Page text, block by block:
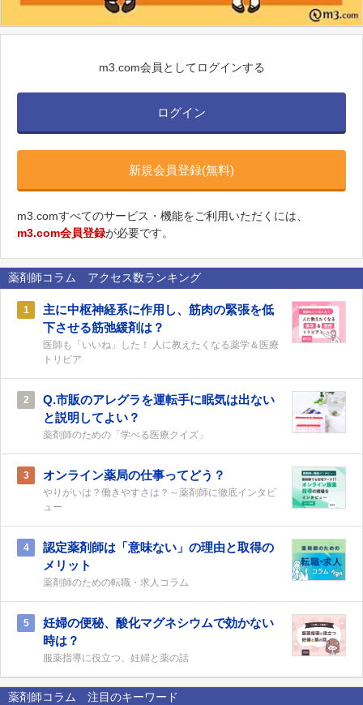
m3.com会員としてログインする
ログイン
新規会員登録(無料)
m3.comすべてのサービス・機能をご利用いただくには、
m3.com会員登録が必要です。
薬剤師コラム アクセス数ランキング
1
主に中枢神経系に作用し、筋肉の緊張を低
下させる筋弛緩剤は？
医師も「いいね」した！ 人に教えたくなる薬学＆医療
トリビア
2
Q.市販のアレグラを運転手に眠気は出ない
と説明してよい？
薬剤師のための「学べる医療クイズ」
3 オンライン薬局の仕事ってどう？
やりがいは？働きやすさは？～薬剤師に徹底インタビ
ュー
4
認定薬剤師は「意味ない」の理由と取得の
メリット
薬剤師のための転職・求人コラム
5
妊婦の便秘、酸化マグネシウムで効かない
時は？
服薬指導に役立つ、妊婦と薬の話
薬剤師コラム 注目のキーワード